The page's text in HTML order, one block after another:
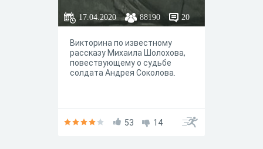
17.04.2020 88190 20
Викторина по известному
рассказу Михаила Шолохова,
повествующему о судьбе
солдата Андрея Соколова.
53 14